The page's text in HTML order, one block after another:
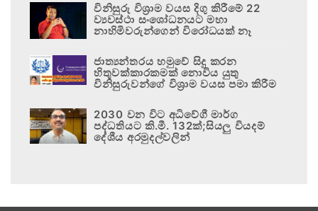
විනිසුරු විශ්‍රාම වයස දිගු කිරීමේ 22
ව්‍යවස්ථා සංශෝධනයට මහා
නාහිමිවරුන්ගෙන් විරෝධයක් නෑ
ජාත්‍යන්තරය හමුවේ සිදු කරන
හිතුවක්කාරකමක් නොවිය යුතු
විනිසුරුවන්ගේ විශ්‍රාම වයස පමා කිරීම
2030 වන විට අධිවේගී මාර්ග
පද්ධතියට කි.මී. 132ක්;සියලු වියදම්
දේශීය අරමුදල්වලින්